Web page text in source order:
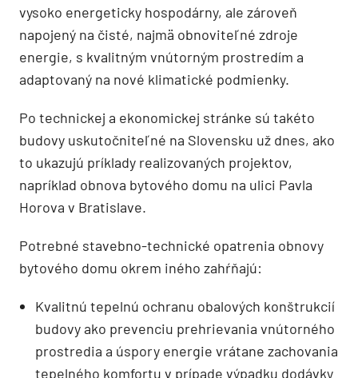
vysoko energeticky hospodárny, ale zároveň
napojený na čisté, najmä obnoviteľné zdroje
energie, s kvalitným vnútorným prostredím a
adaptovaný na nové klimatické podmienky.
Po technickej a ekonomickej stránke sú takéto
budovy uskutočniteľné na Slovensku už dnes, ako
to ukazujú príklady realizovaných projektov,
napríklad obnova bytového domu na ulici Pavla
Horova v Bratislave.
Potrebné stavebno-technické opatrenia obnovy
bytového domu okrem iného zahŕňajú:
Kvalitnú tepelnú ochranu obalových konštrukcií
budovy ako prevenciu prehrievania vnútorného
prostredia a úspory energie vrátane zachovania
tepelného komfortu v prípade výpadku dodávky